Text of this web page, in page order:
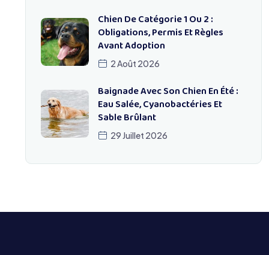
Chien De Catégorie 1 Ou 2 :
Obligations, Permis Et Règles
Avant Adoption
2 Août 2026
Baignade Avec Son Chien En Été :
Eau Salée, Cyanobactéries Et
Sable Brûlant
29 Juillet 2026